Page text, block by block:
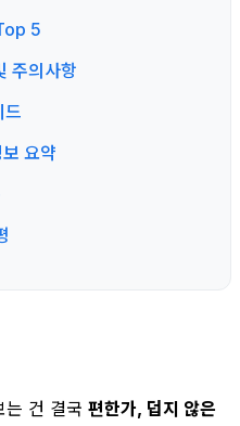
5
주의사항
드
요약
는 건 결국 편한가, 덥지 않은